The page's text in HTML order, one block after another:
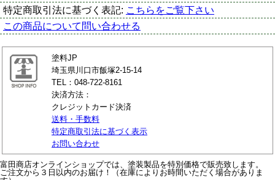
特定商取引法に基づく表記: こちらをご覧下さい
この商品について問い合わせる
塗料JP
埼玉県川口市飯塚2-15-14
TEL：048-722-8161
決済方法：
クレジットカード決済
送料・手数料
特定商取引法に基づく表示
お問い合わせ
富田商店オンラインショップでは、塗装製品を特別価格で販売致します。
ご注文から３日以内のお届け！（在庫によりお時間いただく場合がありま